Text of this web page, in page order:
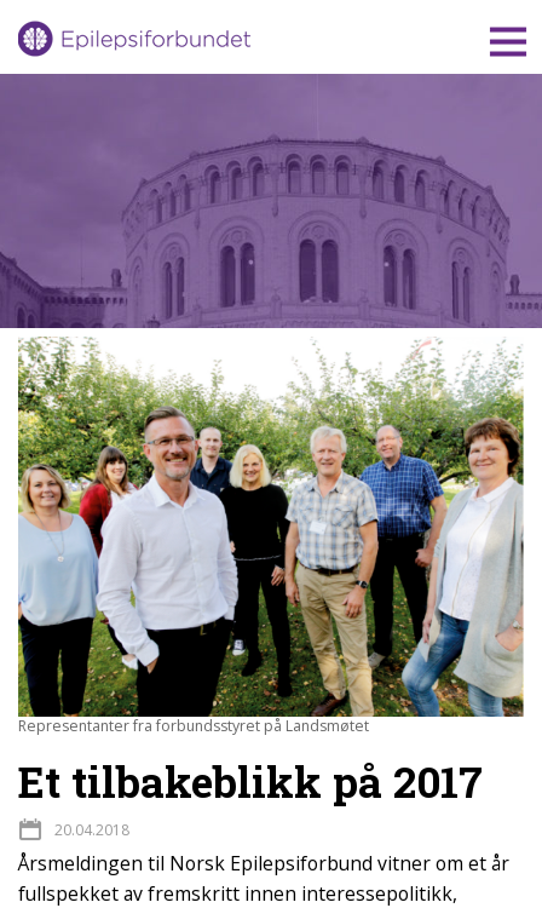
Representanter fra forbundsstyret på Landsmøtet
Et tilbakeblikk på 2017
20.04.2018
Årsmeldingen til Norsk Epilepsiforbund vitner om et år
fullspekket av fremskritt innen interessepolitikk,